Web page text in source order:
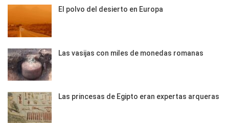
El polvo del desierto en Europa
Las vasijas con miles de monedas romanas
Las princesas de Egipto eran expertas arqueras